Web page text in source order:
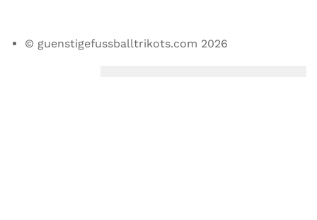
© guenstigefussballtrikots.com 2026